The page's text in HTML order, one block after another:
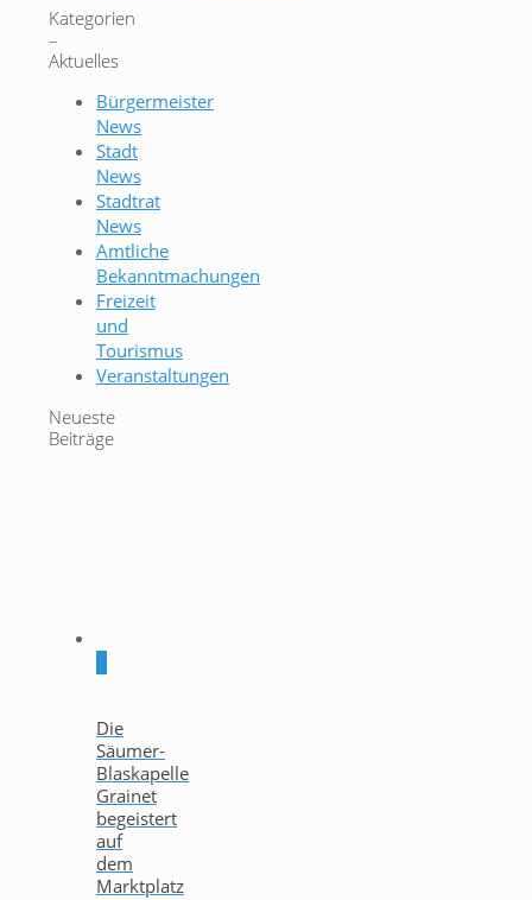
Kategorien
–
Aktuelles
Bürgermeister
News
Stadt
News
Stadtrat
News
Amtliche
Bekanntmachungen
Freizeit
und
Tourismus
Veranstaltungen
Neueste
Beiträge
Die
Säumer-
Blaskapelle
Grainet
begeistert
auf
dem
Marktplatz